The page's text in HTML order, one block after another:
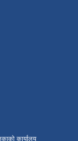
कार्यालय